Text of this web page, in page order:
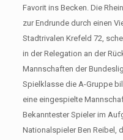
Favorit ins Becken. Die
zur Endrunde durch einen
Stadtrivalen Krefeld 72,
in der Relegation an der
Mannschaften der
Spielklasse die A-Gruppe
eine eingespielte
Bekanntester Spieler im
Nationalspieler Ben Reibel,